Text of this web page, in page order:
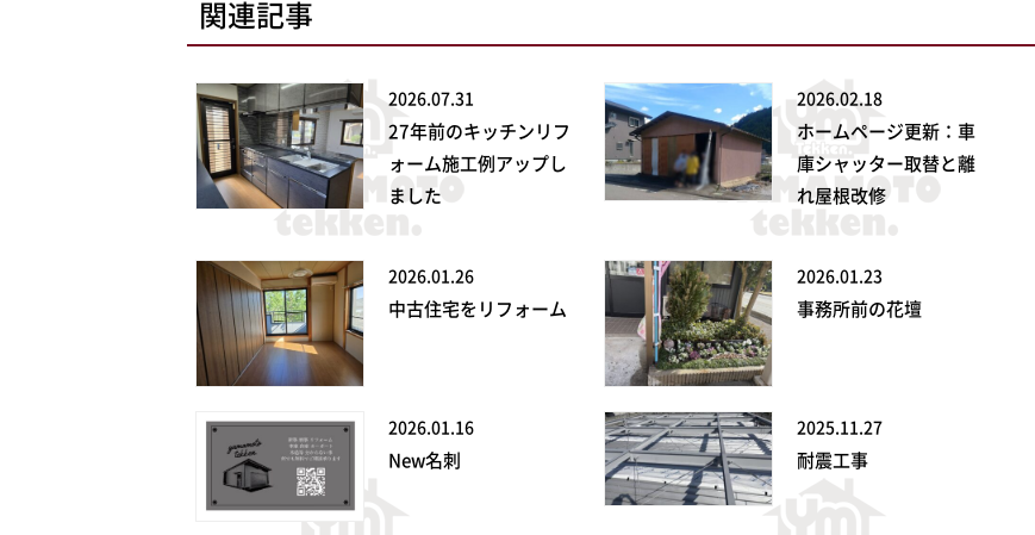
関連記事
2026.07.31
27年前のキッチンリフ
ォーム施工例アップし
ました
2026.02.18
ホームページ更新：車
庫シャッター取替と離
れ屋根改修
2026.01.26
中古住宅をリフォーム
2026.01.23
事務所前の花壇
2026.01.16
New名刺
2025.11.27
耐震工事